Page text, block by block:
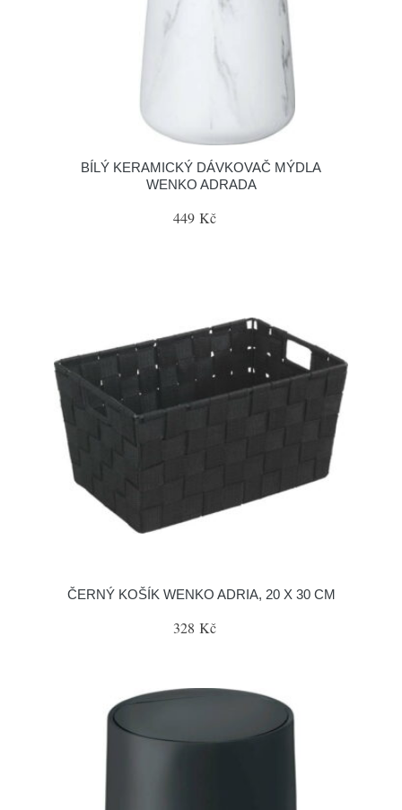
BÍLÝ KERAMICKÝ DÁVKOVAČ MÝDLA
WENKO ADRADA
449 Kč
ČERNÝ KOŠÍK WENKO ADRIA, 20 X 30 CM
328 Kč